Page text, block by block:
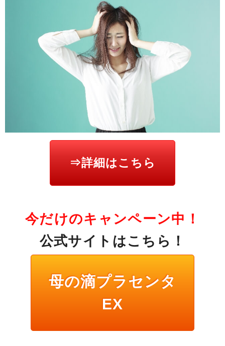
⇒詳細はこちら
今だけのキャンペーン中！
公式サイトはこちら！
母の滴プラセンタ
EX